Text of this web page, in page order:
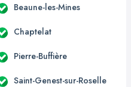
Beaune-les-Mines
Chaptelat
Pierre-Buffière
Saint-Genest-sur-Roselle